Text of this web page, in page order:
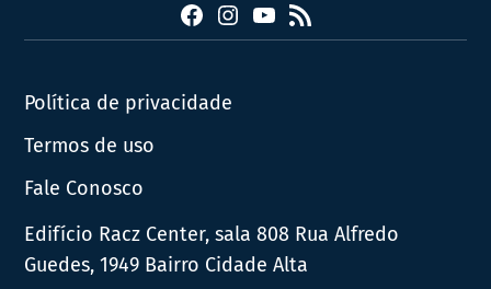
FacebookInstagram
YouTube
RSS
Política de privacidade
Termos de uso
Fale Conosco
Edifício Racz Center, sala 808 Rua Alfredo
Guedes, 1949 Bairro Cidade Alta